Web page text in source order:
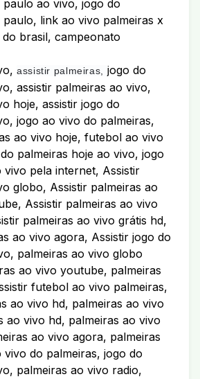
paulo ao vivo, jogo do
paulo, link ao vivo palmeiras x
brasil, campeonato
assistir palmeiras, jogo do
assistir palmeiras ao vivo,
hoje, assistir jogo do
jogo ao vivo do palmeiras,
ao vivo hoje, futebol ao vivo
palmeiras hoje ao vivo, jogo
vivo pela internet, Assistir
globo, Assistir palmeiras ao
Assistir palmeiras ao vivo
palmeiras ao vivo grátis hd,
ao vivo agora, Assistir jogo do
palmeiras ao vivo globo
ao vivo youtube, palmeiras
futebol ao vivo palmeiras,
ao vivo hd, palmeiras ao vivo
ao vivo hd, palmeiras ao vivo
ao vivo agora, palmeiras
do palmeiras, jogo do
palmeiras ao vivo radio,